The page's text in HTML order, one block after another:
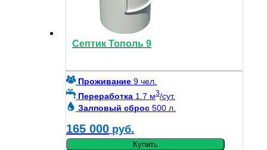
Септик Тополь 9
Проживание 9 чел.
Переработка 1.7 м3/сут.
Залповый сброс 500 л.
165 000 руб.
Купить